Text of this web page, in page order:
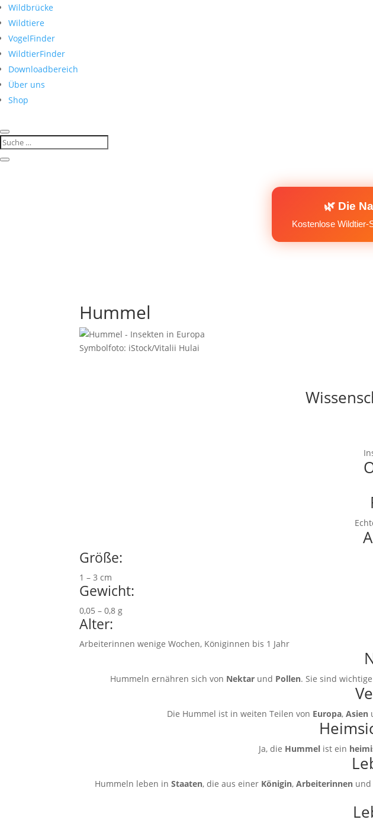
Wildbrücke
Wildtiere
VogelFinder
WildtierFinder
Downloadbereich
Über uns
Shop
🌿 Die
Kostenlose Wildtier-
Hummel
Symbolfoto: iStock/Vitalii Hulai
Größe:
1 – 3 cm
Gewicht:
0,05 – 0,8 g
Alter:
Arbeiterinnen wenige Wochen, Königinnen bis 1 Jahr
Hummeln ernähren sich von Nektar und Pollen. Sie sind wichtige
Die Hummel ist in weiten Teilen von Europa, Asien
Ja, die Hummelist ein
Hummeln leben in Staaten, die aus einer Königin, Arbeiterinnen und